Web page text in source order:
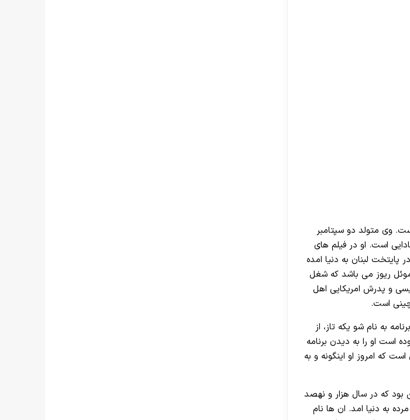
وی متولد دو سپتامبر
است. او در فیلم های
لبنان به دنیا امده
ریوز می باشد که شغل
و پدرش امریکایی اهل
چینی است.
به نام شو یکه تاز، از
است او را به دیدن برنامه
که امروز او اینگونه و به
بود که در سال هزار و نهصد
به دنیا امد. ان ها نام